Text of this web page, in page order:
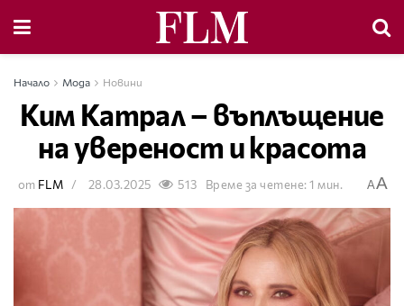
Начало Мода Новини
Ким Катрал – въплъщение
на увереност и красота
от FLM 28.03.2025 513 Време за четене: 1 мин. AA